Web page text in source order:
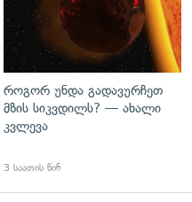
როგორ უნდა გადავურჩეთ
მზის სიკვდილს? — ახალი
კვლევა
3 საათის წინ